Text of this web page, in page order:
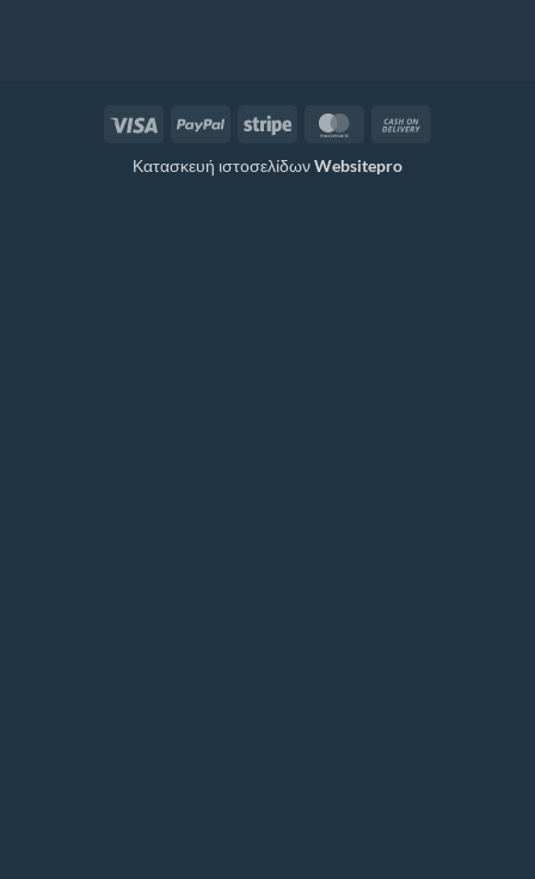
Visa PayPal Stripe MasterCard
Κατασκευή ιστοσελίδωνWebsitepro